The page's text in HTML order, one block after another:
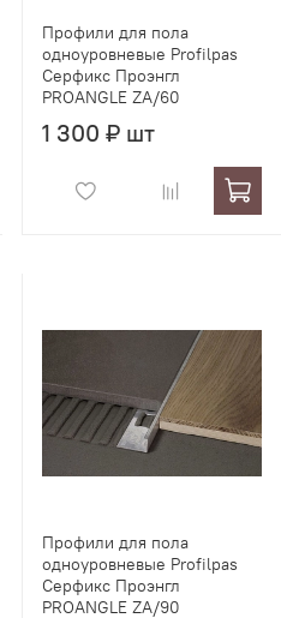
Профили для пола
одноуровневые Profilpas
Серфикс Проэнгл
PROANGLE ZA/60
1 300 ₽ шт
Профили для пола
одноуровневые Profilpas
Серфикс Проэнгл
PROANGLE ZA/90